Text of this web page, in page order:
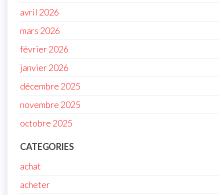
avril 2026
mars 2026
février 2026
janvier 2026
décembre 2025
novembre 2025
octobre 2025
CATEGORIES
achat
acheter